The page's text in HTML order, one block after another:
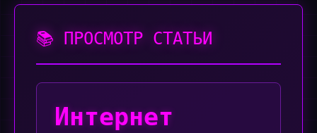
📚 ПРОСМОТР СТАТЬИ
Интернет